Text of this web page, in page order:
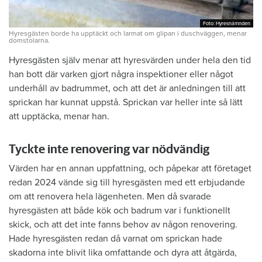
Foto: Hyresnämnden
Foto: Hyresnämnden
Hyresgästen borde ha upptäckt och larmat om glipan i duschväggen, menar
domstolarna.
Hyresgästen själv menar att hyresvärden under hela den tid
han bott där varken gjort några inspektioner eller något
underhåll av badrummet, och att det är anledningen till att
sprickan har kunnat uppstå. Sprickan var heller inte så lätt
att upptäcka, menar han.
Tyckte inte renovering var nödvändig
Värden har en annan uppfattning, och påpekar att företaget
redan 2024 vände sig till hyresgästen med ett erbjudande
om att renovera hela lägenheten. Men då svarade
hyresgästen att både kök och badrum var i funktionellt
skick, och att det inte fanns behov av någon renovering.
Hade hyresgästen redan då varnat om sprickan hade
skadorna inte blivit lika omfattande och dyra att åtgärda,